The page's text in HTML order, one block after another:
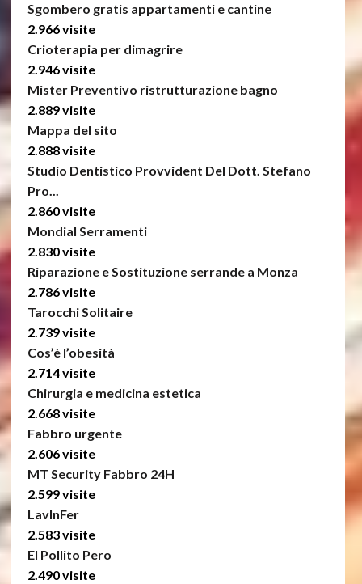
Sgombero gratis appartamenti e cantine
2.966 visite
Crioterapia per dimagrire
2.946 visite
Mister Preventivo ristrutturazione bagno
2.889 visite
Mappa del sito
2.888 visite
Studio Dentistico Provvident Del Dott. Stefano
Pro...
2.860 visite
Mondial Serramenti
2.830 visite
Riparazione e Sostituzione serrande a Monza
2.786 visite
Tarocchi Solitaire
2.739 visite
Cos’è l’obesità
2.714 visite
Chirurgia e medicina estetica
2.668 visite
Fabbro urgente
2.606 visite
MT Security Fabbro 24H
2.599 visite
LavInFer
2.583 visite
El Pollito Pero
2.490 visite